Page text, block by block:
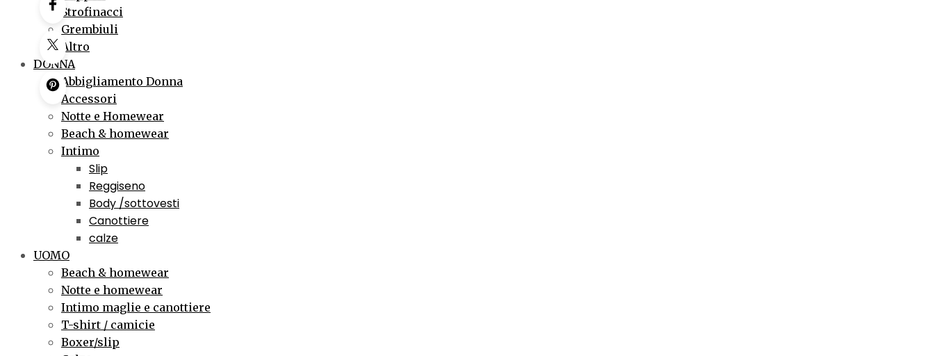
Strofinacci
Grembiuli
Altro
DONNA
Abbigliamento Donna
Accessori
Notte e Homewear
Beach & homewear
Intimo
Slip
Reggiseno
Body /sottovesti
Canottiere
calze
UOMO
Beach & homewear
Notte e homewear
Intimo maglie e canottiere
T-shirt / camicie
Boxer/slip